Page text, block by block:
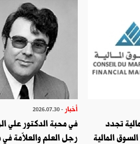
تجدد
المالية
أخبار - 2026.07.30
في محبة الدكتور علي
رجل العلم والعلاّمة